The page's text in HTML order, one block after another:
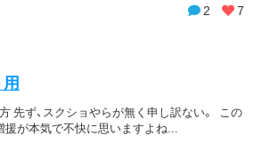
2 7
先ず、スクショやらが無く申し訳ない。 この
援が本気で不快に思いますよね...